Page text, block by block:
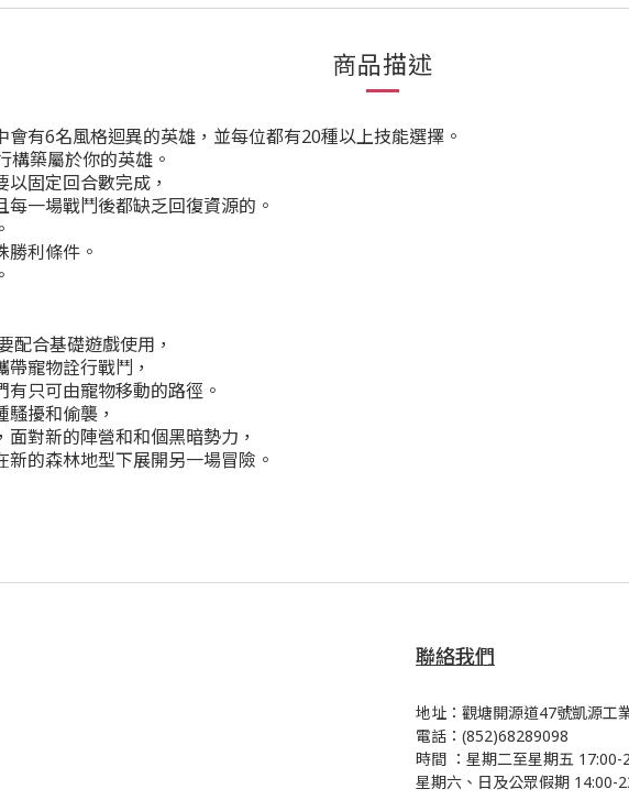
商品描述
有6名風格迴異的英雄，並每位都有20種以上技能選擇。
構築屬於你的英雄。
固定回合數完成，
一場戰鬥後都缺乏回復資源的。
利條件。
配合基礎遊戲使用，
寵物詮行戰鬥，
只可由寵物移動的路徑。
擾和偷襲，
對新的陣營和和個黑暗勢力，
的森林地型下展開另一場冒險。
聯絡我們
地址：觀塘開源道47號凱源工
電話：(852)68289098
時間 ：星期二至星期五 17:00-
星期六、日及公眾假期 14:00-